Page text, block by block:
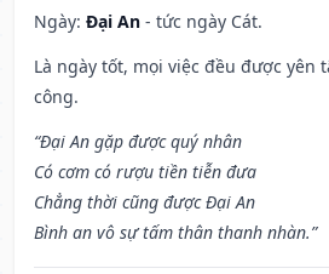
Ngày: Đại An - tức ngày Cát.
Là ngày tốt, mọi việc đều được yên
công.
“Đại An gặp được quý nhân
Có cơm có rượu tiền tiễn đưa
Chẳng thời cũng được Đại An
Bình an vô sự tấm thân thanh nhàn.”